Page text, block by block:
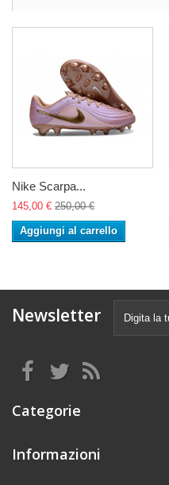
Nike Scarpa...
145,00 € 250,00 €
Aggiungi al carrello
Newsletter
Categorie
Informazioni